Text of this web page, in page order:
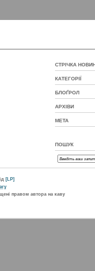
СТРІЧКА
КАТЕГОРІЇ
БЛОҐРОЛ
АРХІВИ
МЕТА
ПОШУК
[LP]
правом автора на каву